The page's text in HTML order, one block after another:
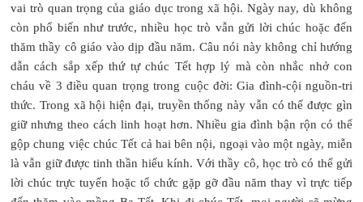
vai trò quan trọng của giáo dục trong xã hội. Ngày nay, dù không
còn phổ biến như trước, nhiều học trò vẫn gửi lời chúc hoặc đến
thăm thầy cô giáo vào dịp đầu năm. Câu nói này không chỉ hướng
dẫn cách sắp xếp thứ tự chúc Tết hợp lý mà còn nhắc nhở con
cháu về 3 điều quan trọng trong cuộc đời: Gia đình-cội nguồn-tri
thức. Trong xã hội hiện đại, truyền thống này vẫn có thể được gìn
giữ nhưng theo cách linh hoạt hơn. Nhiều gia đình bận rộn có thể
gộp chung việc chúc Tết cả hai bên nội, ngoại vào một ngày, miễn
là vẫn giữ được tinh thần hiếu kính. Với thầy cô, học trò có thể gửi
lời chúc trực tuyến hoặc tổ chức gặp gỡ đầu năm thay vì trực tiếp